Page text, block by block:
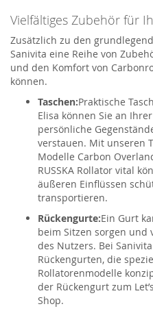
Vielfältiges Zubehör für
Zusätzlich zu den
Sanivita eine Reihe von
und den Komfort von
können.
Taschen:Praktische
Elisa können Sie an
persönliche
verstauen. Mit unseren
Modelle Carbon
RUSSKA Rollator vital
äußeren Einflüssen
transportieren.
Rückengurte:Ein Gurt
beim Sitzen sorgen
des Nutzers. Bei
Rückengurten, die
Rollatorenmodelle
der Rückengurt zum
Shop.